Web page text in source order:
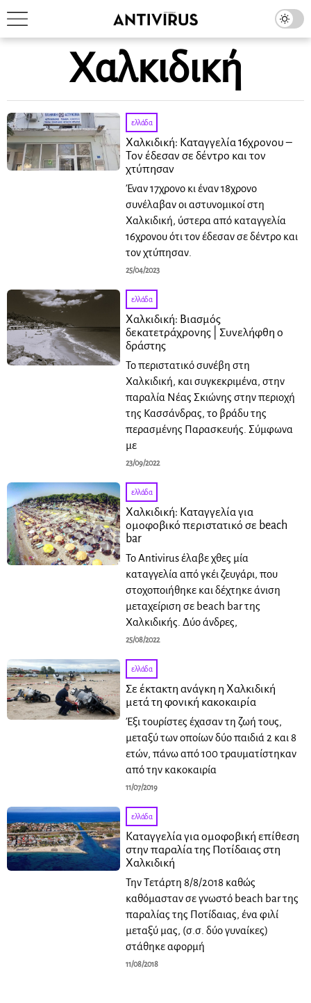
Χαλκιδική
ελλάδα
Χαλκιδική: Καταγγελία 16χρονου –
Τον έδεσαν σε δέντρο και τον
χτύπησαν
Έναν 17χρονο κι έναν 18χρονο
συνέλαβαν οι αστυνομικοί στη
Χαλκιδική, ύστερα από καταγγελία
16χρονου ότι τον έδεσαν σε δέντρο και
τον χτύπησαν.
25/04/2023
ελλάδα
Χαλκιδική: Βιασμός
δεκατετράχρονης | Συνελήφθη ο
δράστης
Το περιστατικό συνέβη στη
Χαλκιδική, και συγκεκριμένα, στην
παραλία Νέας Σκιώνης στην περιοχή
της Κασσάνδρας, το βράδυ της
περασμένης Παρασκευής. Σύμφωνα
με
23/09/2022
ελλάδα
Χαλκιδική: Καταγγελία για
ομοφοβικό περιστατικό σε beach
bar
Το Antivirus έλαβε χθες μία
καταγγελία από γκέι ζευγάρι, που
στοχοποιήθηκε και δέχτηκε άνιση
μεταχείριση σε beach bar της
Χαλκιδικής. Δύο άνδρες,
25/08/2022
ελλάδα
Σε έκτακτη ανάγκη η Χαλκιδική
μετά τη φονική κακοκαιρία
Έξι τουρίστες έχασαν τη ζωή τους,
μεταξύ των οποίων δύο παιδιά 2 και 8
ετών, πάνω από 100 τραυματίστηκαν
από την κακοκαιρία
11/07/2019
ελλάδα
Καταγγελία για ομοφοβική επίθεση
στην παραλία της Ποτίδαιας στη
Χαλκιδική
Την Τετάρτη 8/8/2018 καθώς
καθόμασταν σε γνωστό beach bar της
παραλίας της Ποτίδαιας, ένα φιλί
μεταξύ μας, (σ.σ. δύο γυναίκες)
στάθηκε αφορμή
11/08/2018